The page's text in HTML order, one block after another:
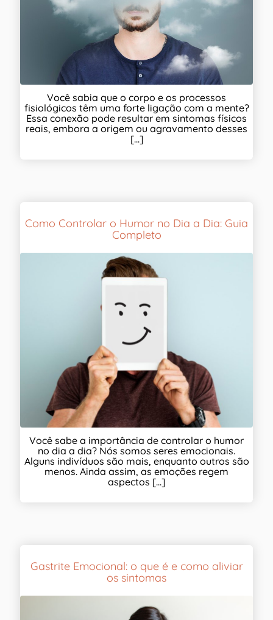
Você sabia que o corpo e os processos
fisiológicos têm uma forte ligação com a mente?
Essa conexão pode resultar em sintomas físicos
reais, embora a origem ou agravamento desses
[...]
Como Controlar o Humor no Dia a Dia: Guia
Completo
Você sabe a importância de controlar o humor
no dia a dia? Nós somos seres emocionais.
Alguns indivíduos são mais, enquanto outros são
menos. Ainda assim, as emoções regem
aspectos [...]
Gastrite Emocional: o que é e como aliviar
os sintomas